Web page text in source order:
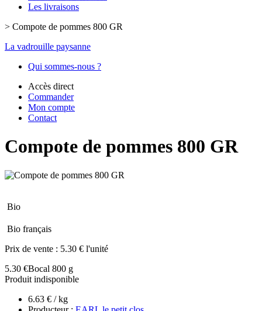
Les livraisons
> Compote de pommes 800 GR
La vadrouille paysanne
Qui sommes-nous ?
Accès direct
Commander
Mon compte
Contact
Compote de pommes 800 GR
Bio
Bio français
Prix de vente : 5.30 € l'unité
5.30 €Bocal 800 g
Produit indisponible
6.63 € / kg